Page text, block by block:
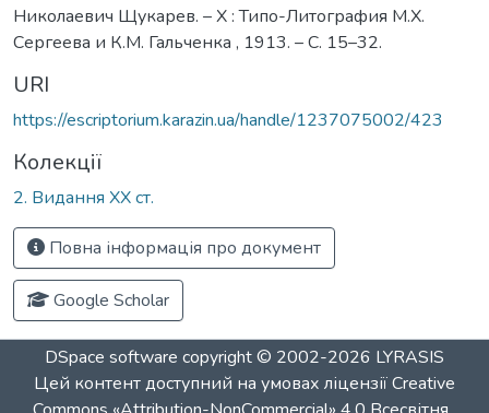
Николаевич Щукарев. – Х : Типо-Литография М.Х.
Сергеева и К.М. Гальченка , 1913. – С. 15–32.
URI
https://escriptorium.karazin.ua/handle/1237075002/423
Колекції
2. Видання ХХ ст.
Повна інформація про документ
Google Scholar
DSpace software copyright © 2002-2026 LYRASIS
Цей контент доступний на умовах ліцензіїCreative